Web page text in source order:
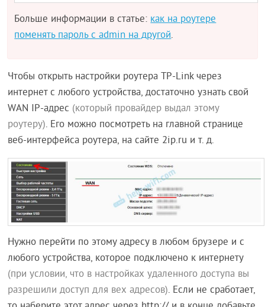
Больше информации в статье:как на роутере
поменять пароль с admin на другой.
Чтобы открыть настройки роутера TP-Link через
интернет с любого устройства, достаточно узнать свой
WAN IP-адрес (который провайдер выдал этому
роутеру). Его можно посмотреть на главной странице
веб-интерфейса роутера, на сайте 2ip.ru и т. д.
Нужно перейти по этому адресу в любом брузере и с
любого устройства, которое подключено к интернету
(при условии, что в настройках удаленного доступа вы
разрешили доступ для вех адресов). Если не сработает,